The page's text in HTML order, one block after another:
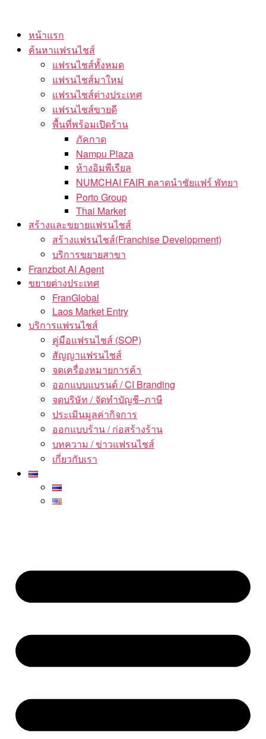
content
หน้าแรก
ค้นหาแฟรนไชส์
แฟรนไชส์ทั้งหมด
แฟรนไชส์มาใหม่
แฟรนไชส์ต่างประเทศ
แฟรนไชส์ขายดี
พื้นที่พร้อมเปิดร้าน
ภัคกาด
Nampu Plaza
ห้างอิมพีเรียล
NUMCHAI FAIR ตลาดนำชัยแฟร์ พัทยา
Porto Group
Thai Market
สร้างและขยายแฟรนไชส์
สร้างแฟรนไชส์(Franchise Development)
บริการขยายสาขา
Franzbot AI Agent
ขยายต่างประเทศ
FranGlobal
Laos Market Entry
บริการแฟรนไชส์
คู่มือแฟรนไชส์ (SOP)
สัญญาแฟรนไชส์
จดเครื่องหมายการค้า
ออกแบบแบรนด์ / CI Branding
จดบริษัท / จัดทำบัญชี–ภาษี
ประเมินมูลค่ากิจการ
ออกแบบร้าน / ก่อสร้างร้าน
บทความ / ข่าวแฟรนไชส์
เกี่ยวกับเรา